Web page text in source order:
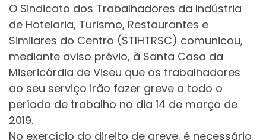
O Sindicato dos Trabalhadores da Indústria
de Hotelaria, Turismo, Restaurantes e
Similares do Centro (STIHTRSC) comunicou,
mediante aviso prévio, à Santa Casa da
Misericórdia de Viseu que os trabalhadores
ao seu serviço irão fazer greve a todo o
período de trabalho no dia 14 de março de
2019.
No exercício do direito de greve, é necessário